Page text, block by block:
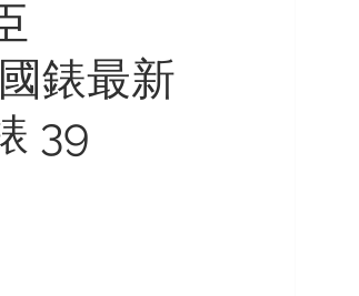
Original
BLANCPAIN
錶最新
39